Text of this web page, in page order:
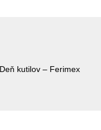
Deň kutilov – Ferimex